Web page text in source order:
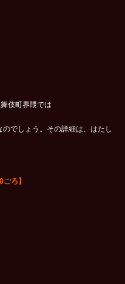
伎町界隈では
でしょう。その詳細は、はたし
ろ】